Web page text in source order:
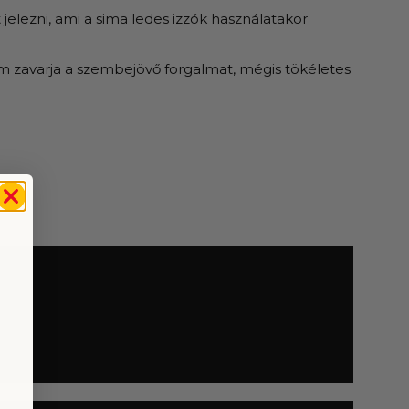
ami a sima ledes izzók használatakor
a szembejövő forgalmat, mégis tökéletes